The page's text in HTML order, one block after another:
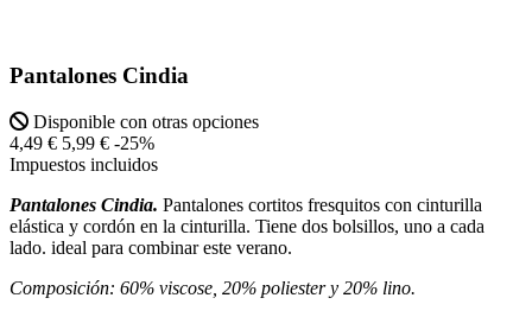
Pantalones Cindia
Disponible con otras opciones
4,49 € 5,99 € -25%
Impuestos incluidos
Pantalones Cindia. Pantalones cortitos fresquitos con cinturilla
elástica y cordón en la cinturilla. Tiene dos bolsillos, uno a cada
lado. ideal para combinar este verano.
Composición: 60% viscose, 20% poliester y 20% lino.